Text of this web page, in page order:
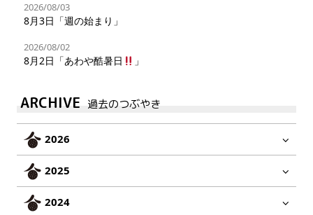
2026/08/03
8月3日「週の始まり」
2026/08/02
8月2日「あわや酷暑日 」
ARCHIVE 過去のつぶやき
2026
2025
2024